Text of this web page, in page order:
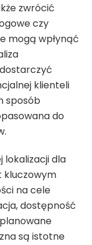
zwrócić
czy
mogą wpłynąć
klienteli
sposób
do
lokalizacji dla
kluczowym
na cele
dostępność
są istotne